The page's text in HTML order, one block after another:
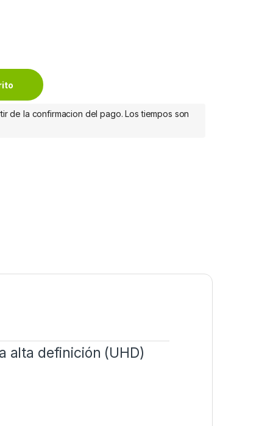
CONECTOR DESMONTABLE quantity
de la confirmacion del pago. Los tiempos son
definición (UHD)